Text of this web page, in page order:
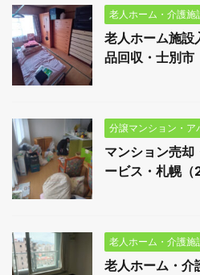
老人ホーム・介護施
老人ホーム施設
品回収・士別市
分譲マンション・ア
マンション売却
ービス・札幌（
老人ホーム・介護施
老人ホーム・介